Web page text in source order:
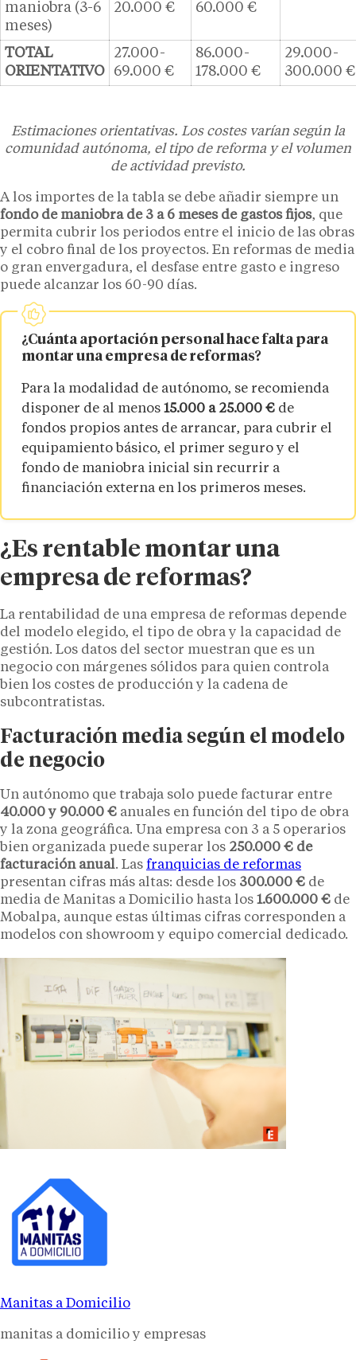
maniobra (3-6
meses)
20.000 € 60.000 €
TOTAL
ORIENTATIVO
27.000-
69.000 €
86.000-
178.000 €
29.000-
300.000 €
Estimaciones orientativas. Los costes varían según la
comunidad autónoma, el tipo de reforma y el volumen
de actividad previsto.
A los importes de la tabla se debe añadir siempre un
fondo de maniobra de 3 a 6 meses de gastos fijos, que
permita cubrir los periodos entre el inicio de las obras
y el cobro final de los proyectos. En reformas de media
o gran envergadura, el desfase entre gasto e ingreso
puede alcanzar los 60-90 días.
¿Cuánta aportación personal hace falta para
montar una empresa de reformas?
Para la modalidad de autónomo, se recomienda
disponer de al menos 15.000 a 25.000 € de
fondos propios antes de arrancar, para cubrir el
equipamiento básico, el primer seguro y el
fondo de maniobra inicial sin recurrir a
financiación externa en los primeros meses.
¿Es rentable montar una
empresa de reformas?
La rentabilidad de una empresa de reformas depende
del modelo elegido, el tipo de obra y la capacidad de
gestión. Los datos del sector muestran que es un
negocio con márgenes sólidos para quien controla
bien los costes de producción y la cadena de
subcontratistas.
Facturación media según el modelo
de negocio
Un autónomo que trabaja solo puede facturar entre
40.000 y 90.000 € anuales en función del tipo de obra
y la zona geográfica. Una empresa con 3 a 5 operarios
bien organizada puede superar los 250.000 € de
facturación anual. Las franquicias de reformas
presentan cifras más altas: desde los 300.000 € de
media de Manitas a Domicilio hasta los 1.600.000 € de
Mobalpa, aunque estas últimas cifras corresponden a
modelos con showroom y equipo comercial dedicado.
Manitas a Domicilio
manitas a domicilio y empresas